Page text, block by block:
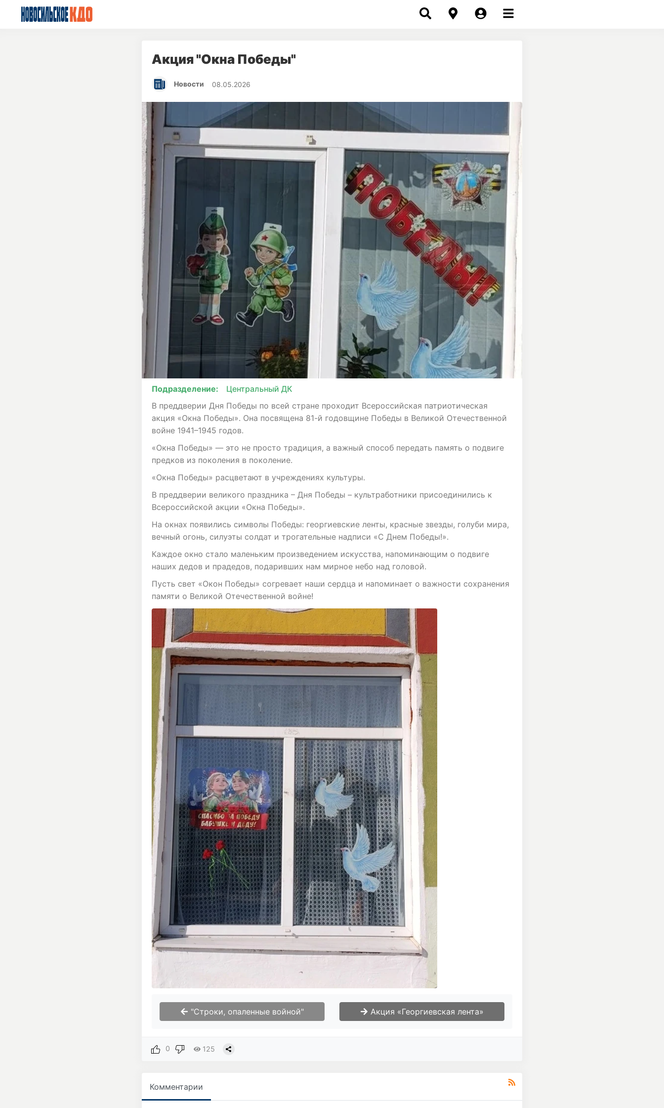
Акция "Окна Победы"
Новости 08.05.2026
Подразделение:
Центральный ДК
В преддверии Дня Победы по всей стране проходит Всероссийская патриотическая
акция «Окна Победы». Она посвящена 81-й годовщине Победы в Великой Отечественной
войне 1941–1945 годов.
«Окна Победы» — это не просто традиция, а важный способ передать память о подвиге
предков из поколения в поколение.
«Окна Победы» расцветают в учреждениях культуры.
В преддверии великого праздника – Дня Победы – культработники присоединились к
Всероссийской акции «Окна Победы».
На окнах появились символы Победы: георгиевские ленты, красные звезды, голуби мира,
вечный огонь, силуэты солдат и трогательные надписи «С Днем Победы!».
Каждое окно стало маленьким произведением искусства, напоминающим о подвиге
наших дедов и прадедов, подаривших нам мирное небо над головой.
Пусть свет «Окон Победы» согревает наши сердца и напоминает о важности сохранения
памяти о Великой Отечественной войне!
"Строки, опаленные войной" Акция «Георгиевская лента»
0 125
Комментарии